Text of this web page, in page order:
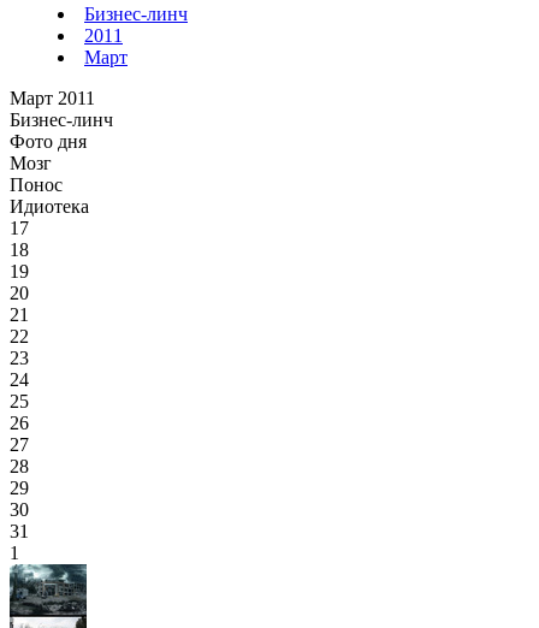
Бизнес-линч
2011
Март
Март 2011
Бизнес-линч
Фото дня
Мозг
Понос
Идиотека
17
18
19
20
21
22
23
24
25
26
27
28
29
30
31
1